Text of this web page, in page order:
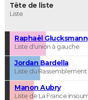
Tête de liste
Liste
Raphaël Glucksmann
Liste d'union à gauche
Jordan Bardella
Liste du Rassemblement
Manon Aubry
Liste de La France